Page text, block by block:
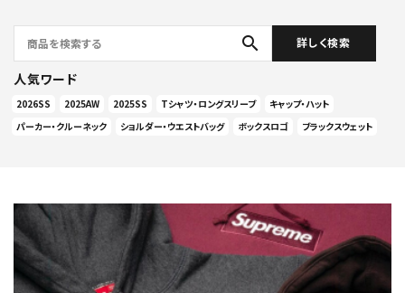
search 詳しく検索
人気ワード
2026SS 2025AW 2025SS Tシャツ・ロングスリーブ
キャップ・ハット
パーカー・クルーネック
ショルダー・ウエストバッグ ボックスロゴ ブラックスウェット